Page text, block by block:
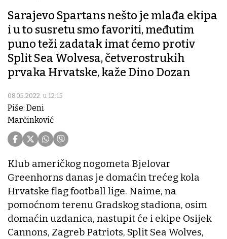
Sarajevo Spartans nešto je mlađa ekipa
i u to susretu smo favoriti, međutim
puno teži zadatak imat ćemo protiv
Split Sea Wolvesa, četverostrukih
prvaka Hrvatske, kaže Dino Dozan
08.05.2022. u 12:15
Piše: Deni
Marčinković
Klub američkog nogometa Bjelovar
Greenhorns danas je domaćin trećeg kola
Hrvatske flag football lige. Naime, na
pomoćnom terenu Gradskog stadiona, osim
domaćin uzdanica, nastupit će i ekipe Osijek
Cannons, Zagreb Patriots, Split Sea Wolves,